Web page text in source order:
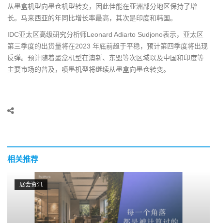
从墨盒机型向墨仓机型转变，因此佳能在亚洲部分地区保持了增
长。马来西亚的年同比增长率最高，其次是印度和韩国。
IDC亚太区高级研究分析师Leonard Adiarto Sudjono表示，亚太区
第三季度的出货量将在2023 年底前趋于平稳，预计第四季度将出现
反弹。预计随着墨盒机型在澳新、东盟等次区域以及中国和印度等
主要市场的普及，喷墨机型将继续从墨盒向墨仓转变。
相关推荐
展会资讯